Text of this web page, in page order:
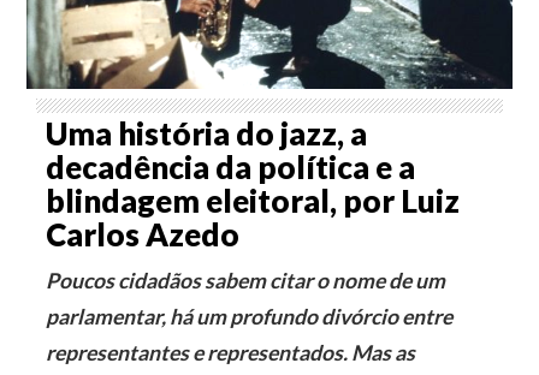
Uma história do jazz, a
decadência da política e a
blindagem eleitoral, por Luiz
Carlos Azedo
Poucos cidadãos sabem citar o nome de um
parlamentar, há um profundo divórcio entre
representantes e representados. Mas as